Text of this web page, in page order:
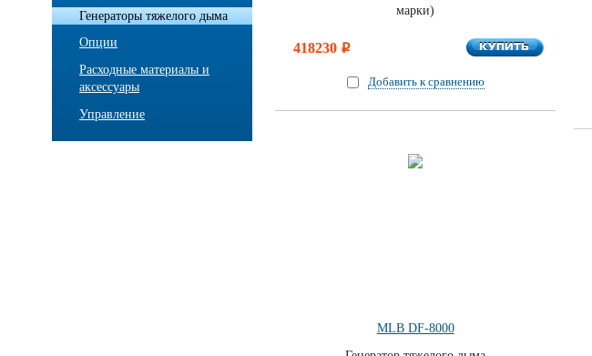
Генераторы тяжелого дыма
Опции
Расходные материалы и
аксессуары
Управление
марки)
418230 i КУПИТЬ
КУПИТЬ
Добавить к сравнению
MLB DF-8000